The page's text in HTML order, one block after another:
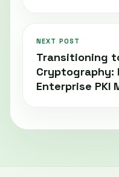
NEXT POST
Transitioning
Enterprise PKI